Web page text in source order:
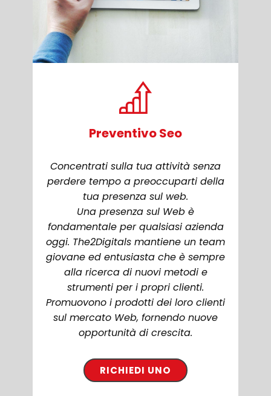
Preventivo Seo
Concentrati sulla tua attività senza
perdere tempo a preoccuparti della
tua presenza sul web.
Una presenza sul Web è
fondamentale per qualsiasi azienda
oggi. ​The2Digitals mantiene un team
giovane ed entusiasta che è sempre
alla ricerca di nuovi metodi e
strumenti per i propri clienti.
Promuovono i prodotti dei loro clienti
sul mercato Web, fornendo nuove
opportunità di crescita.
RICHIEDI UNO